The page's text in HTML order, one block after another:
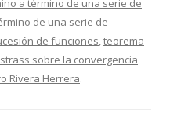
a término de una serie de
de una serie de
de funciones,teorema
sobre la convergencia
Rivera Herrera.